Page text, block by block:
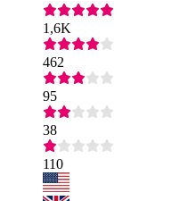
1,6K
462
95
38
110